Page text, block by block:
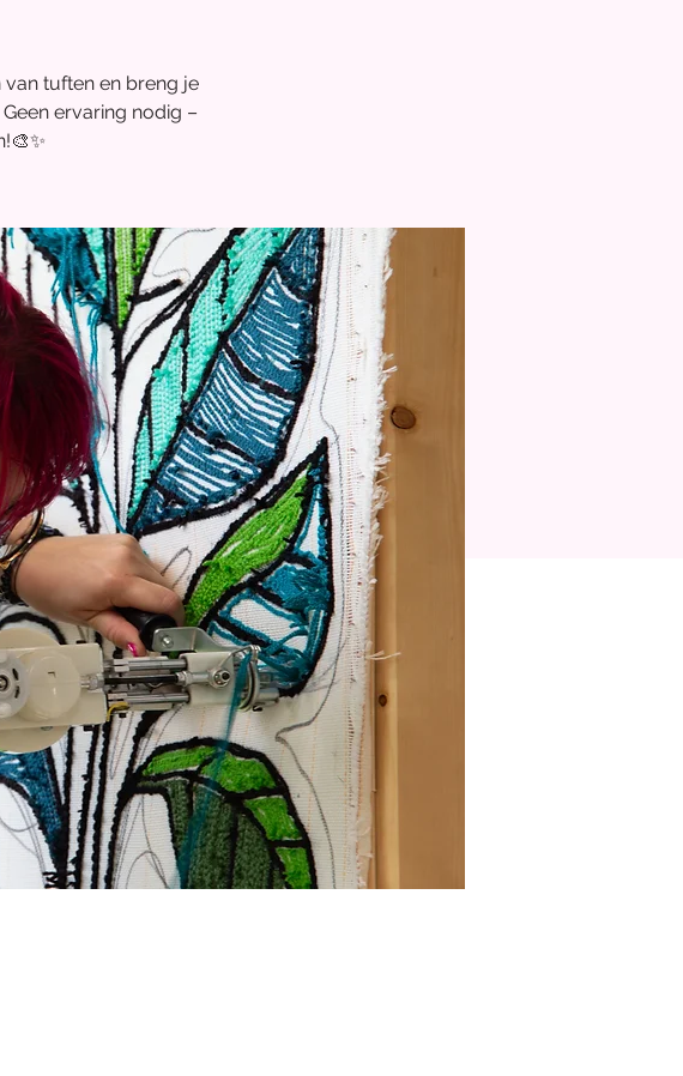
tuften en breng je
ervaring nodig –